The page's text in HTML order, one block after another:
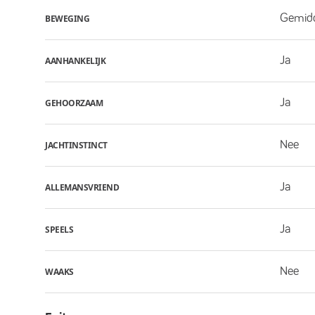
BEWEGING
AANHANKELIJK Ja
GEHOORZAAM Ja
JACHTINSTINCT Nee
ALLEMANSVRIEND Ja
SPEELS Ja
WAAKS Nee